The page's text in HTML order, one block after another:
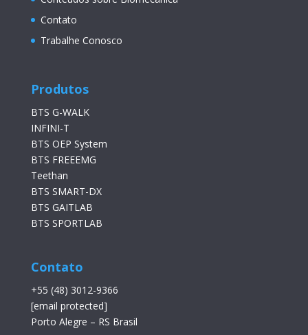
Contato
Trabalhe Conosco
Produtos
BTS G-WALK
INFINI-T
BTS OEP System
BTS FREEEMG
Teethan
BTS SMART-DX
BTS GAITLAB
BTS SPORTLAB
Contato
+55 (48) 3012-9366
[email protected]
Porto Alegre – RS Brasil